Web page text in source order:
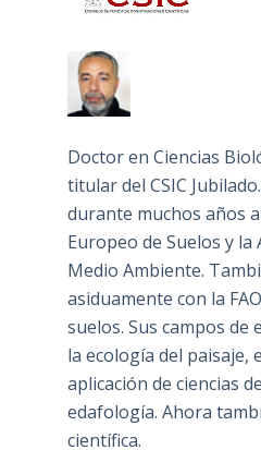
Doctor en Ciencias
titular del CSIC
durante muchos años
Europeo de Suelos y la
Medio Ambiente.
asiduamente con la
suelos. Sus campos de
la ecología del paisaje,
aplicación de ciencias
edafología. Ahora
científica.